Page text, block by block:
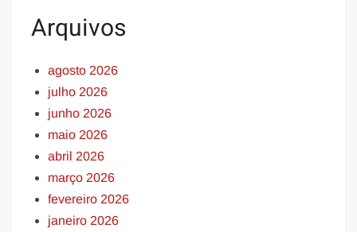
Arquivos
agosto 2026
julho 2026
junho 2026
maio 2026
abril 2026
março 2026
fevereiro 2026
janeiro 2026